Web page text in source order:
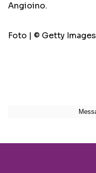
Angioino.
Foto | © Getty Images